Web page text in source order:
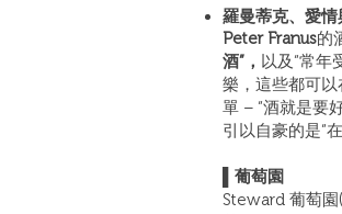
羅曼蒂克、愛
Peter Franus的
酒”， 以及“常年
樂，這些都可
單 – “酒就是要
引以自豪的是“
葡萄園
Steward 葡萄